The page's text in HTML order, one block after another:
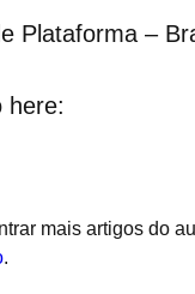
Plataforma –
here:
mais artigos do
.